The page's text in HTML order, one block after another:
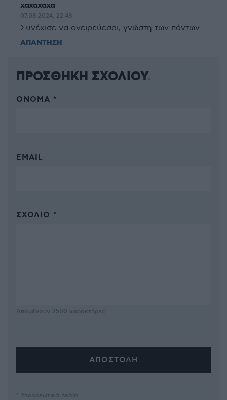
χαχαχαχα
07.08.2024, 22:48
Συνέχισε να ονειρεύεσαι, γνώστη των πάντων.
ΑΠΑΝΤΗΣΗ
ΠΡΟΣΘΗΚΗ ΣΧΟΛΙΟΥ
ΌΝΟΜΑ *
EMAIL
ΣΧΌΛΙΟ *
Απομένουν 2500 χαρακτήρες
* Υποχρεωτικά πεδία